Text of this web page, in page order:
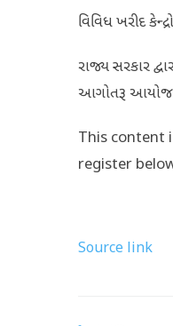
વિવિધ ખરીદ
રાજ્ય સરકાર
આગોતરૂ
This content
register
Source link